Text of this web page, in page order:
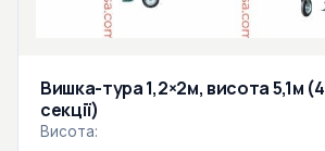
Вишка-тура 1,2×2м, висота 5,1м (4
секції)
Висота: